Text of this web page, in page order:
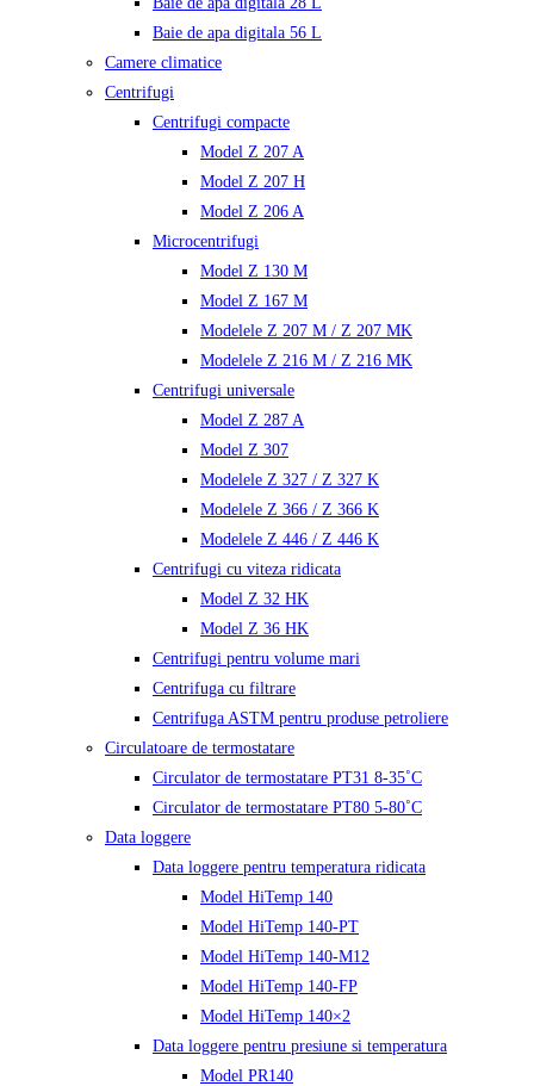
Baie de apa digitala 56 L
Camere climatice
Centrifugi
Centrifugi compacte
Model Z 207 A
Model Z 207 H
Model Z 206 A
Microcentrifugi
Model Z 130 M
Model Z 167 M
Modelele Z 207 M / Z 207 MK
Modelele Z 216 M / Z 216 MK
Centrifugi universale
Model Z 287 A
Model Z 307
Modelele Z 327 / Z 327 K
Modelele Z 366 / Z 366 K
Modelele Z 446 / Z 446 K
Centrifugi cu viteza ridicata
Model Z 32 HK
Model Z 36 HK
Centrifugi pentru volume mari
Centrifuga cu filtrare
Centrifuga ASTM pentru produse petroliere
Circulatoare de termostatare
Circulator de termostatare PT31 8-35˚C
Circulator de termostatare PT80 5-80˚C
Data loggere
Data loggere pentru temperatura ridicata
Model HiTemp 140
Model HiTemp 140-PT
Model HiTemp 140-M12
Model HiTemp 140-FP
Model HiTemp 140×2
Data loggere pentru presiune si temperatura
Model PR140